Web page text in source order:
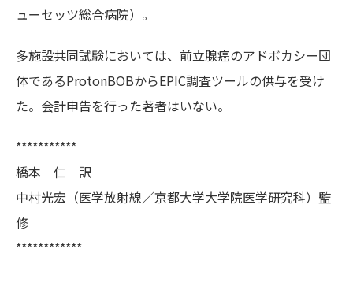
ューセッツ総合病院）。
多施設共同試験においては、前立腺癌のアドボカシー団
体であるProtonBOBからEPIC調査ツールの供与を受け
た。会計申告を行った著者はいない。
***********
橋本 仁 訳
中村光宏（医学放射線／京都大学大学院医学研究科）監
修
************